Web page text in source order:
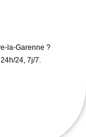
la-Garenne ?
24, 7j/7.